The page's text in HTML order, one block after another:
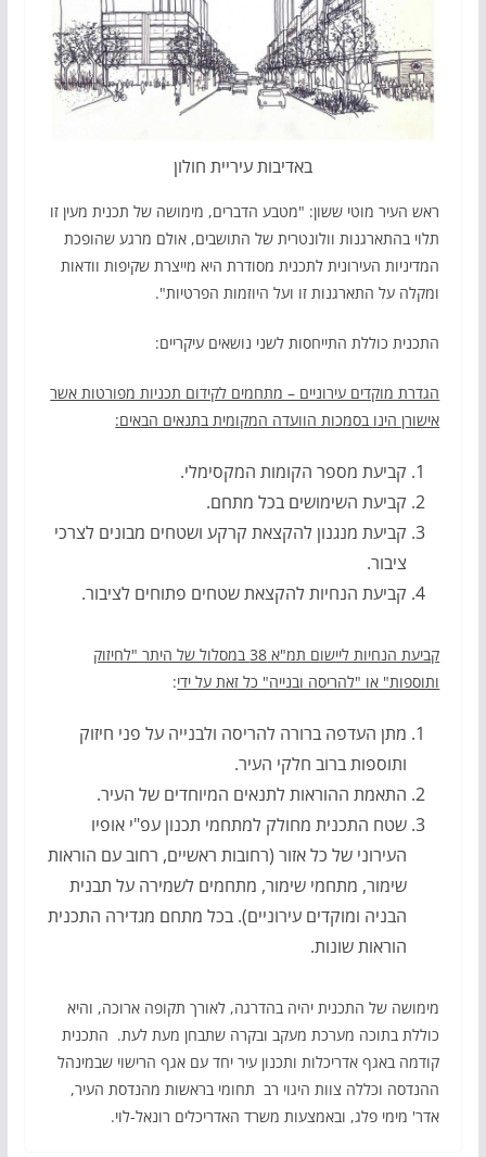
באדיבות עיריית חולון
ראש העיר מוטי ששון: "מטבע הדברים, מימושה של תכנית מעין זו
תלוי בהתארגנות וולונטרית של התושבים, אולם מרגע שהופכת
המדיניות העירונית לתכנית מסודרת היא מייצרת שקיפות וודאות
ומקלה על התארגנות זו ועל היוזמות הפרטיות".
התכנית כוללת התייחסות לשני נושאים עיקריים:
הגדרת מוקדים עירוניים – מתחמים לקידום תכניות מפורטות אשר
אישורן הינו בסמכות הוועדה המקומית בתנאים הבאים:
קביעת מספר הקומות המקסימלי.
קביעת השימושים בכל מתחם.
קביעת מנגנון להקצאת קרקע ושטחים מבונים לצרכי
ציבור.
קביעת הנחיות להקצאת שטחים פתוחים לציבור.
קביעת הנחיות ליישום תמ"א 38 במסלול של היתר "לחיזוק
ותוספות" או "להריסה ובנייה" כל זאת על ידי:
מתן העדפה ברורה להריסה ולבנייה על פני חיזוק
ותוספות ברוב חלקי העיר.
התאמת ההוראות לתנאים המיוחדים של העיר.
שטח התכנית מחולק למתחמי תכנון עפ"י אופיו
העירוני של כל אזור (רחובות ראשיים, רחוב עם הוראות
שימור, מתחמי שימור, מתחמים לשמירה על תבנית
הבניה ומוקדים עירוניים). בכל מתחם מגדירה התכנית
הוראות שונות.
מימושה של התכנית יהיה בהדרגה, לאורך תקופה ארוכה, והיא
כוללת בתוכה מערכת מעקב ובקרה שתבחן מעת לעת. התכנית
קודמה באגף אדריכלות ותכנון עיר יחד עם אגף הרישוי שבמינהל
ההנדסה וכללה צוות היגוי רב תחומי בראשות מהנדסת העיר,
אדר' מימי פלג, ובאמצעות משרד האדריכלים רונאל-לוי.